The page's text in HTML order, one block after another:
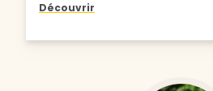
Découvrir